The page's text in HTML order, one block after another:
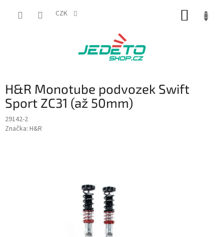
CZK
H&R Monotube podvozek Swift
Sport ZC31 (až 50mm)
29142-2
Značka: H&R